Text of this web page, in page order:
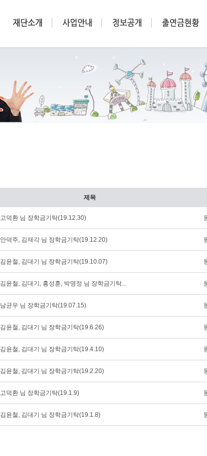
제목
고덕환 님 장학금기탁(19.12.30)
안덕주, 김재각 님 장학금기탁(19.12.20)
김윤철, 김대기 님 장학금기탁(19.10.07)
김윤철, 김대기, 홍성훈, 박명정 님 장학금기탁...
남균우 님 장학금기탁(19.07.15)
김윤철, 김대기 님 장학금기탁(19.6.26)
김윤철, 김대기 님 장학금기탁(19.4.10)
김윤철, 김대기 님 장학금기탁(19.2.20)
고덕환 님 장학금기탁(19.1.9)
김윤철, 김대기 님 장학금기탁(19.1.8)